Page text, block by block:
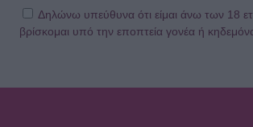
Δηλώνω υπεύθυνα ότι είμαι άνω των 18
βρίσκομαι υπό την εποπτεία γονέα ή